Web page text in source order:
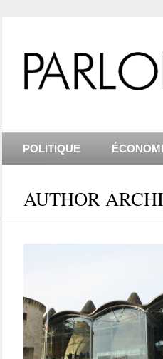
POLITIQUE
AUTHOR